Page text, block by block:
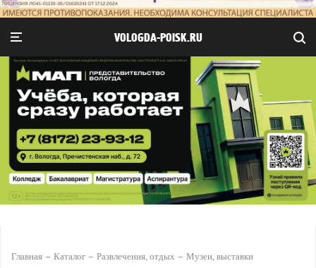
VOLOGDA-POISK.RU
Главная Каталог Развлечения, отдых Музеи, выставки